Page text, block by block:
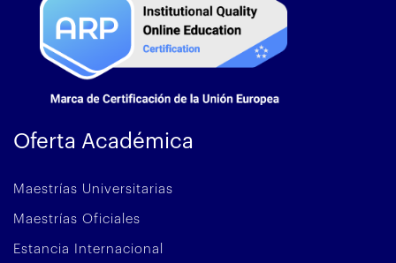
Oferta Académica
Maestrías Universitarias
Maestrías Oficiales
Estancia Internacional